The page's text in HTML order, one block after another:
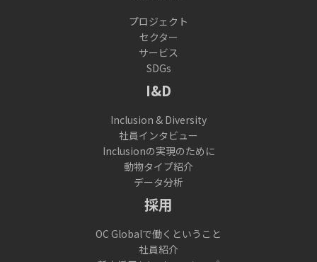
プロジェクト
セクター
サービス
SDGs
I&D
Inclusion & Diversity
社員インタビュー
Inclusionの実現のために
動物タイプ紹介
データ分析
採用
OC Globalで働くということ
社員紹介